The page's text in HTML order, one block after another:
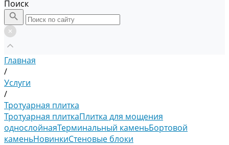
Поиск
Главная
/
Услуги
/
Тротуарная плитка
Тротуарная плиткаПлитка для мощения
однослойнаяТерминальный каменьБортовой
каменьНовинкиСтеновые блоки